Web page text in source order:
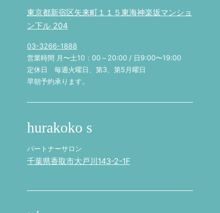
東京都新宿区矢来町１１５東海神楽坂マンショ
ン下ル 204
03-3266-1888
営業時間 月〜土10：00～20:00 / 日9:00〜19:00
定休日 毎週火曜日、第3、第5月曜日
早朝予約承ります。
hurakoko s
パートナーサロン
千葉県香取市大戸川143-2-1F